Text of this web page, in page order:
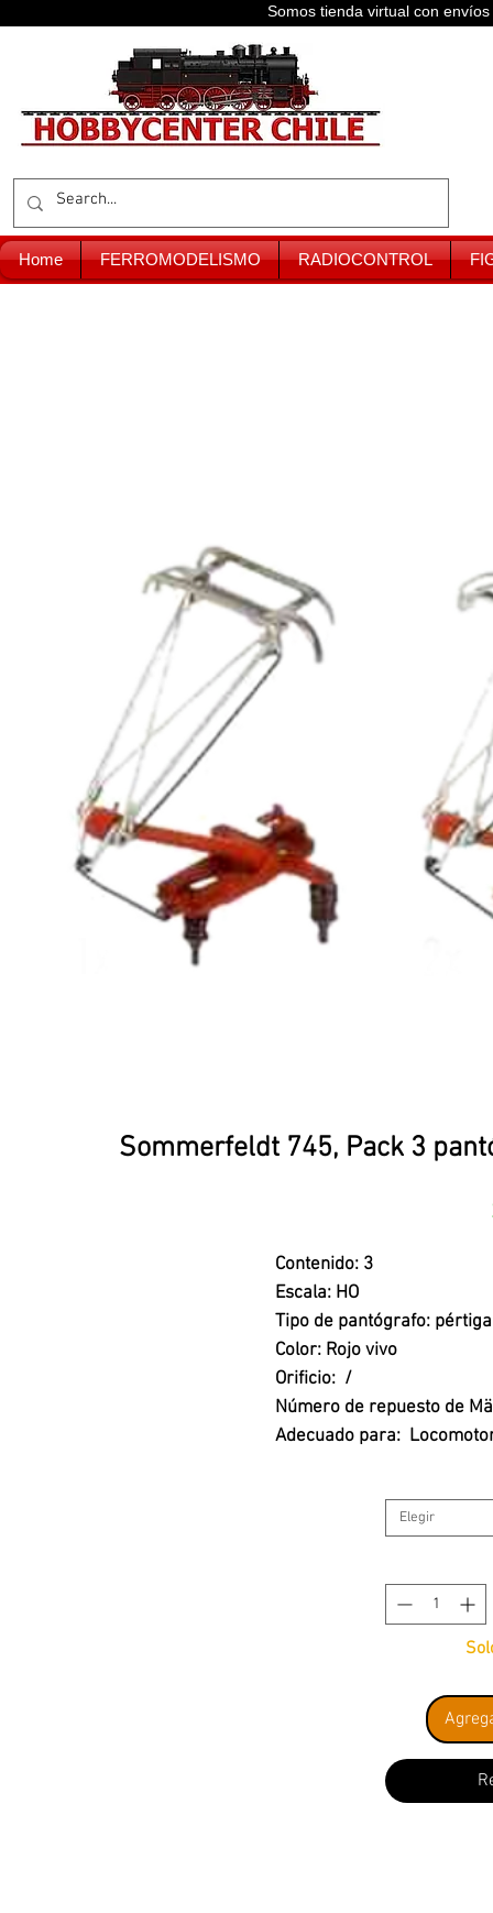
Somos tienda virtual con
Home FERROMODELISMO RADIOCONTROL
Sommerfeldt 745, Pack 3
Contenido: 3
Escala: HO
Tipo de pantógrafo:
Color: Rojo vivo
Orificio: /
Número de repuesto de
Adecuado para:
Elegir